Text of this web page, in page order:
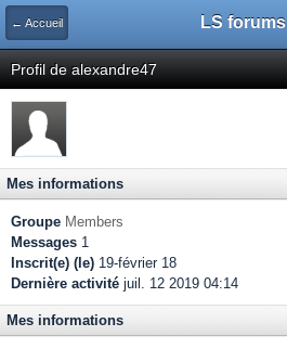
← Accueil LS forums
Profil de alexandre47
Mes informations
Groupe Members
Messages 1
Inscrit(e) (le) 19-février 18
Dernière activité juil. 12 2019 04:14
Mes informations